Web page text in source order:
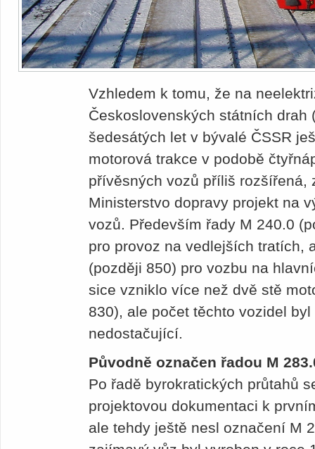
Vzhledem k tomu, že na
Československých státních drah
šedesátých let v bývalé ČSSR
motorová trakce v podobě
přívěsných vozů příliš rozšířená,
Ministerstvo dopravy projekt na
vozů. Především řady M 240.0
pro provoz na vedlejších tratích,
(později 850) pro vozbu na
sice vzniklo více než dvě stě
830), ale počet těchto vozidel
nedostačující.
Původně označen řadou M
Po řadě byrokratických průtahů
projektovou dokumentaci k
ale tehdy ještě nesl označení M